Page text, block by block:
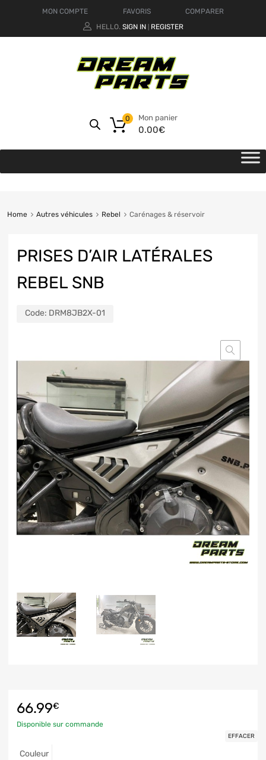
MON COMPTE FAVORIS
COMPARER
HELLO. SIGN IN REGISTER
Mon panier
0.00€
0
Home Autres véhicules Rebel Carénages & réservoir
PRISES D’AIR LATÉRALES
REBEL SNB
Code: DRM8JB2X-01
66.99€
Disponible sur commande
Couleur
EFFACER